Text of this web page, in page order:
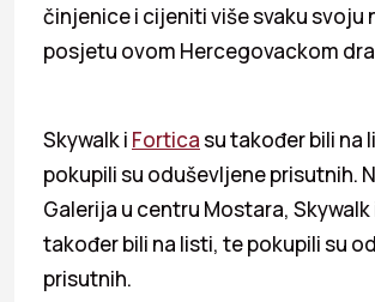
činjenice i cijeniti više svaku svoju
posjetu ovom Hercegovackom
Skywalk i Forticasu također bili na
pokupili su oduševljene prisutnih.
Galerija u centru Mostara, Skywalk
također bili na listi, te pokupili su
prisutnih.